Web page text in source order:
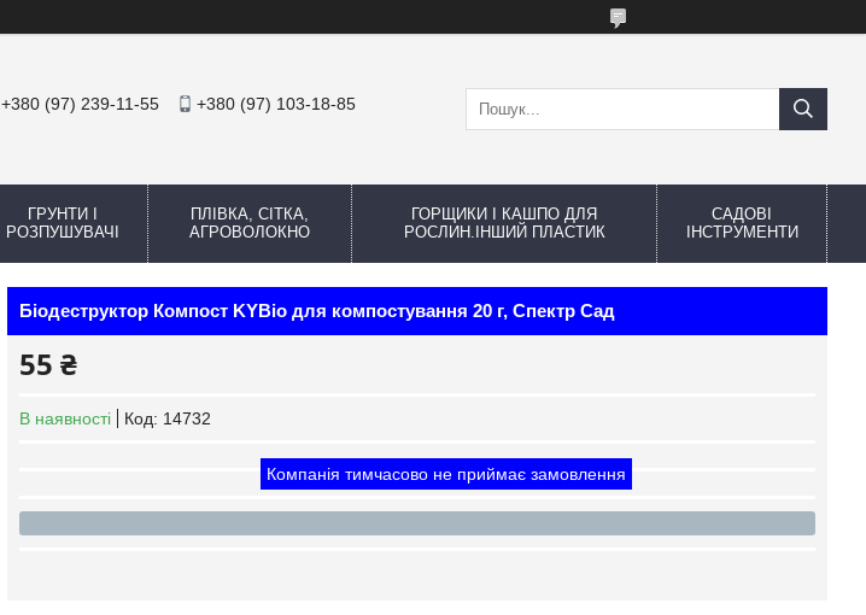
+380 (97) 239-11-55 +380 (97) 103-18-85
ГРУНТИ І
РОЗПУШУВАЧІ
ПЛІВКА, СІТКА,
АГРОВОЛОКНО
ГОРЩИКИ І КАШПО ДЛЯ
РОСЛИН.ІНШИЙ ПЛАСТИК
САДОВІ
ІНСТРУМЕНТИ
Біодеструктор Компост KYBio для компостування 20 г, Спектр Сад
55 ₴
В наявності Код: 14732
Компанія тимчасово не приймає замовлення